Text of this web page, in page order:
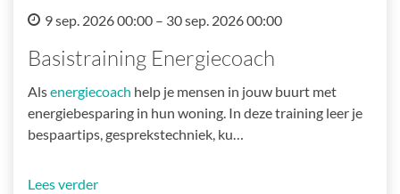
9 sep. 2026 00:00 – 30 sep. 2026 00:00
Basistraining Energiecoach
Alsenergiecoach help je mensen in jouw buurt met
energiebesparing in hun woning. In deze training leer je
bespaartips, gesprekstechniek, ku…
Lees verder